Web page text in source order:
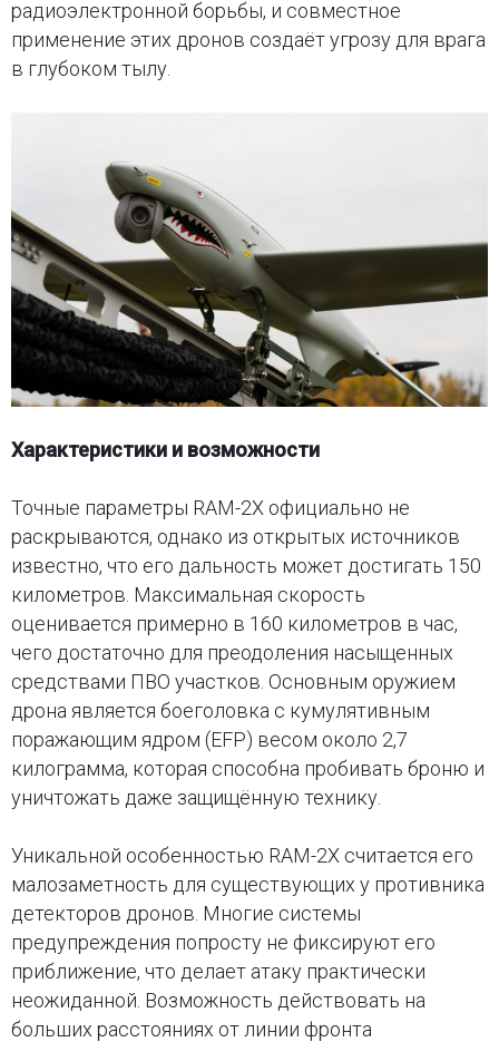
радиоэлектронной борьбы, и совместное
применение этих дронов создаёт угрозу для врага
в глубоком тылу.
Характеристики и возможности
Точные параметры RAM-2X официально не
раскрываются, однако из открытых источников
известно, что его дальность может достигать 150
километров. Максимальная скорость
оценивается примерно в 160 километров в час,
чего достаточно для преодоления насыщенных
средствами ПВО участков. Основным оружием
дрона является боеголовка с кумулятивным
поражающим ядром (EFP) весом около 2,7
килограмма, которая способна пробивать броню и
уничтожать даже защищённую технику.
Уникальной особенностью RAM-2X считается его
малозаметность для существующих у противника
детекторов дронов. Многие системы
предупреждения попросту не фиксируют его
приближение, что делает атаку практически
неожиданной. Возможность действовать на
больших расстояниях от линии фронта